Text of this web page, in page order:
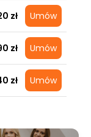
zł Umów
zł Umów
zł Umów